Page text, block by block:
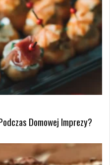
Domowej Imprezy?